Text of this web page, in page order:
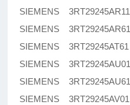
SIEMENS 3RT29245AR11
SIEMENS 3RT29245AR61
SIEMENS 3RT29245AT61
SIEMENS 3RT29245AU01
SIEMENS 3RT29245AU61
SIEMENS 3RT29245AV01